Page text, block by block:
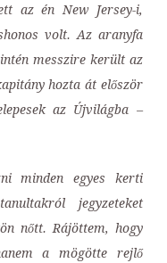
az én New Jersey-i,
volt. Az aranyfa
messzire került az
hozta át először
az Újvilágba –
minden egyes kerti
jegyzeteket
nőtt. Rájöttem, hogy
a mögötte rejlő